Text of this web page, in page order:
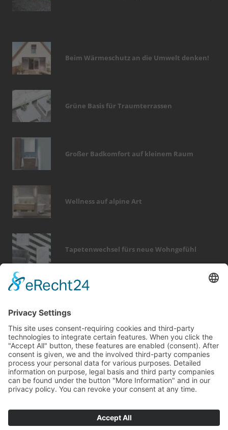
Beim Wärmeschutz an die Umwelt denken!
Grüne Basis für Traumterrassen
Großer Badkomfort auf kleinem Raum
Wellness auf alpine Art
Tapetenwechsel fürs neue Wohngefühl
holz türen entfeuchtung hausbau
renovieren
rund ums haus
heizung fenster
sicherheit
beratung
modernisieren fotovoltaik
küche
wärme
keller garten sanieren
fußboden